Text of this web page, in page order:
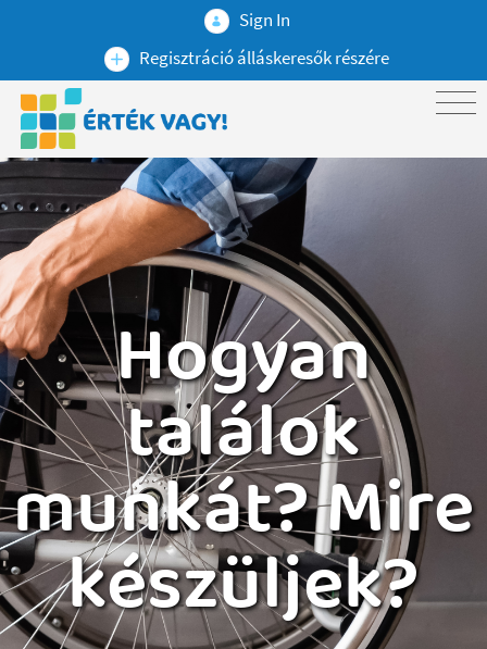
Sign In
Regisztráció álláskeresők részére
Hogyan
találok
munkát? Mire
készüljek?